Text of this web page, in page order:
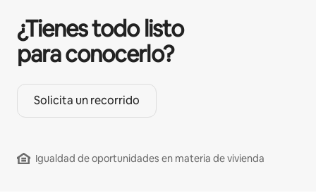
¿Tienes todo listo
para conocerlo?
Solicita un recorrido
Igualdad de oportunidades en materia de vivienda